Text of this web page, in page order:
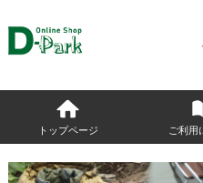
トップページ ご利用